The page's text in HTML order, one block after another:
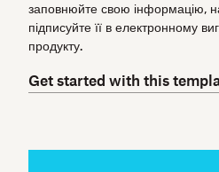
заповнюйте свою інформацію,
підписуйте її в електронному
продукту.
Get started with this